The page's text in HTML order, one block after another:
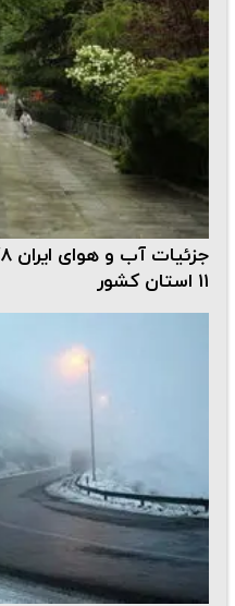
۱۱ استان کشور